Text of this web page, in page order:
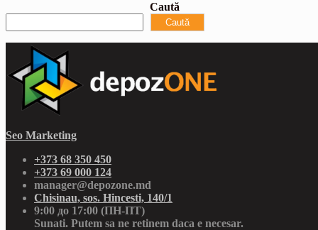
Caută
Caută
Seo Marketing
+373 68 350 450
+373 69 000 124
manager@depozone.md
Chisinau, sos. Hincesti, 140/1
9:00 до 17:00 (ПН-ПТ)
Sunati. Putem sa ne retinem daca e necesar.